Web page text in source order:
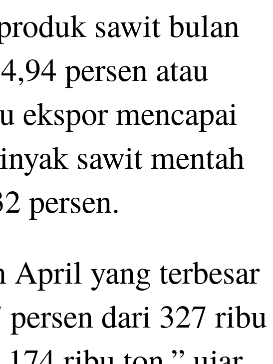
sawit bulan
persen atau
ekspor mencapai
sawit mentah
persen.
April yang terbesar
persen dari 327 ribu